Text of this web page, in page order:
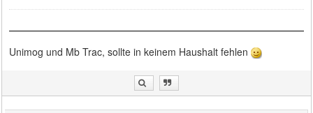
Unimog und Mb Trac, sollte in keinem Haushalt fehlen